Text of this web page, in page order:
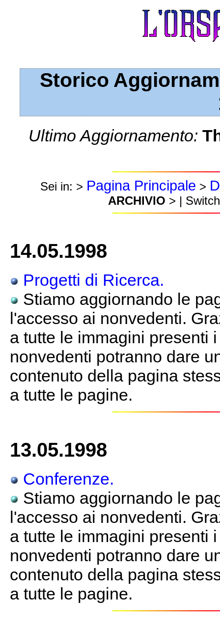
Storico
Ultimo Aggiornamento:
Sei in: > Pagina Principale >
ARCHIVIO > |
14.05.1998
Progetti di Ricerca.
Stiamo aggiornando le
l'accesso ai nonvedenti.
a tutte le immagini presenti
nonvedenti potranno dare
contenuto della pagina
a tutte le pagine.
13.05.1998
Conferenze.
Stiamo aggiornando le
l'accesso ai nonvedenti.
a tutte le immagini presenti
nonvedenti potranno dare
contenuto della pagina
a tutte le pagine.